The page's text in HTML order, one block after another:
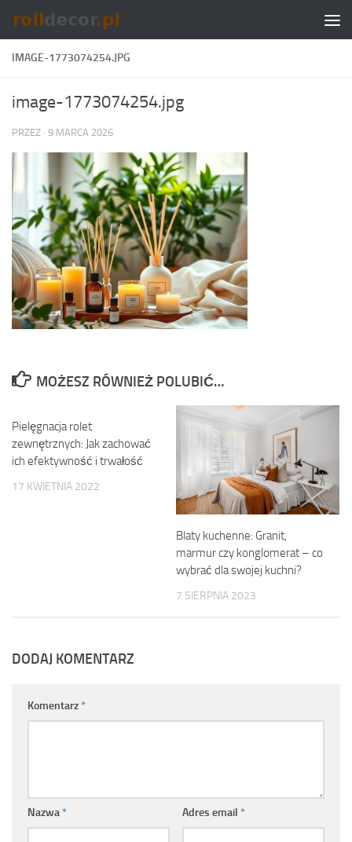
Skip to content
IMAGE-1773074254.JPG
image-1773074254.jpg
PRZEZ · 9 MARCA 2026
MOŻESZ RÓWNIEŻ POLUBIĆ…
Pielęgnacja rolet
zewnętrznych: Jak zachować
ich efektywność i trwałość
17 KWIETNIA 2022
Blaty kuchenne: Granit,
marmur czy konglomerat – co
wybrać dla swojej kuchni?
7 SIERPNIA 2023
DODAJ KOMENTARZ
Komentarz*
Nazwa* Adres email *